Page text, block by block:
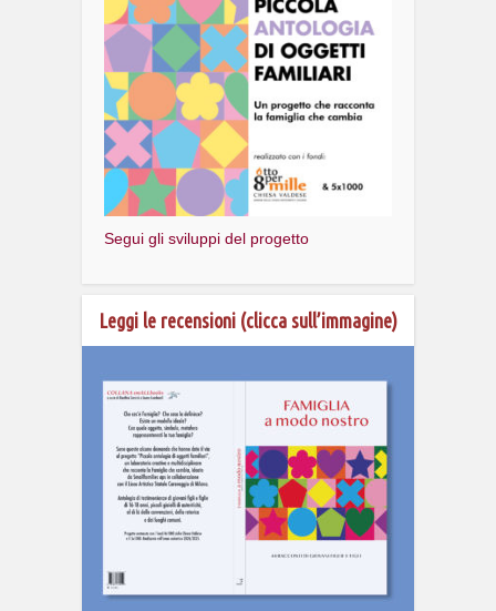
Segui gli sviluppi del progetto
Leggi le recensioni (clicca sull’immagine)